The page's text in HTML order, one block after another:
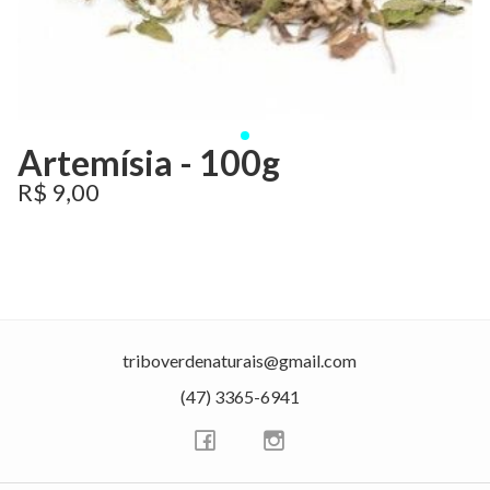
Artemísia - 100g
R$ 9,00
triboverdenaturais@gmail.com
(47) 3365-6941